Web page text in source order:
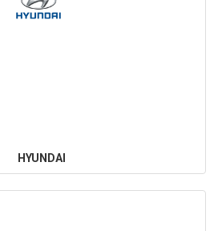
HYUNDAI